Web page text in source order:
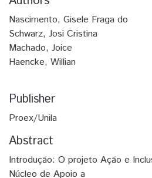
Nascimento, Gisele Fraga do
Schwarz, Josi Cristina
Machado, Joice
Haencke, Willian
Publisher
Proex/Unila
Abstract
Introdução: O projeto Ação e
Núcleo de Apoio a